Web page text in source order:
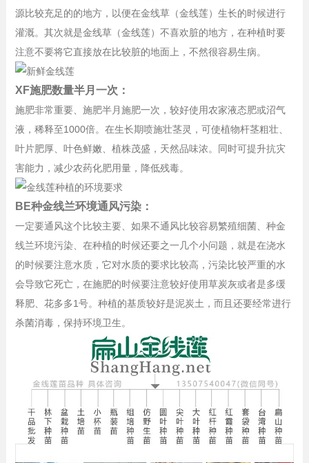
源比较充足的的地方，以便在金线草（金线莲）生长的时候进行
灌溉。其次就是金线草（金线莲）不喜欢脏的地方，在种植时要
注意不要将它直接放在比较脏的地面上，不然很容易生病。
XF施肥数量半月一次：
施肥非常重要、施肥半月施肥一次，较好使用农家液态肥或沼气
液，稀释至1000倍。在生长期喷施壮茎灵，可使植物杆茎粗壮、
叶片肥厚、叶色鲜嫩、植株茂盛，天然品味浓。同时可提升抗灾
害能力，减少农药化肥用量，降低残毒。
BE种金线兰环境通风污染：
一定要通风这个比较主要、如果不通风比较容易繁殖细菌、种金
线兰环境污染、在种植的时候还要之一几个小问题，就是在浇水
的时候要注意水质，它对水质的要求比较高，污染比较严重的水
会导致它死亡，在施肥的时候要注意较好使用草炭灰或者是多缓
释肥、花多多1号。种植的基质较好是泥炭土，而且还要经常进行
杀菌消毒，保持环境卫生。